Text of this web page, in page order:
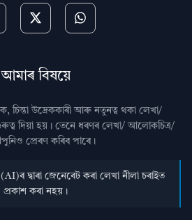
আমাৰ বিষয়ে
চিন্তা উদ্রেককাৰী আৰু নতুনত্ব থকা লেখা/
দিয়া হয়। তেনে ধৰণৰ লেখা/ আলোকচিত্ৰ/
প্রেৰণ কৰিব পাৰে।
(AI)ৰ দ্বাৰা জেনেৰেট কৰা লেখা নীলা চৰাইত
প্ৰকাশ কৰা নহয়।